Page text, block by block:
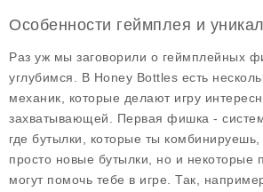
Особенности геймплея и
Раз уж мы заговорили о геймплейных
углубимся. В Honey Bottles есть
механик, которые делают игру
захватывающей. Первая фишка -
где бутылки, которые ты комбинируешь,
просто новые бутылки, но и некоторые
могут помочь тебе в игре. Так,